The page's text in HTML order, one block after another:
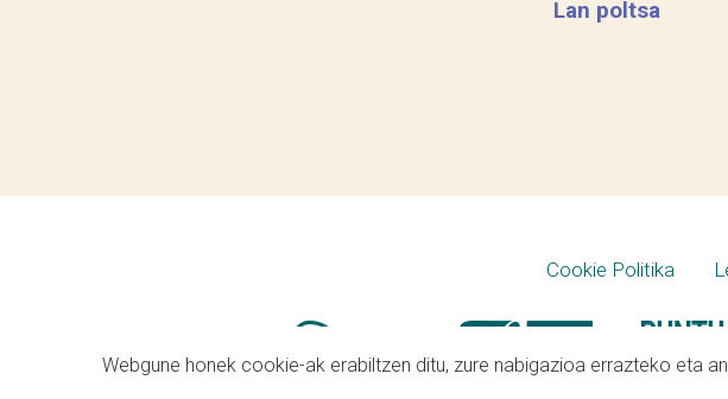
Lan poltsa
Cookie Politika
Webgune honek cookie-ak erabiltzen ditu, zure nabigazioa errazteko eta